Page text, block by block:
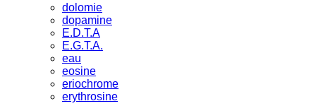
dolomie
dopamine
E.D.T.A
E.G.T.A.
eau
eosine
eriochrome
erythrosine